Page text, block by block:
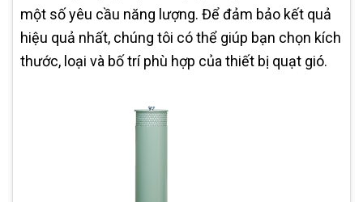
một số yêu cầu năng lượng. Để đảm bảo kết quả
hiệu quả nhất, chúng tôi có thể giúp bạn chọn kích
thước, loại và bố trí phù hợp của thiết bị quạt gió.